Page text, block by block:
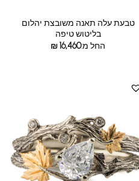
טבעת עלה תאנה משובצת יהלום
בליטוש טיפה
החל מ:
₪16,460